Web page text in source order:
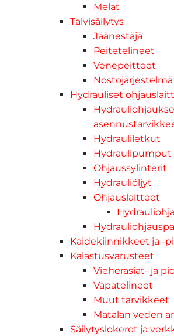
Melat
Talvisäilytys
Jäänestäjä
Peitetelineet
Venepeitteet
Nostojärjestelmä
Hydrauliset
Hydrauliletkut
Hydraulipumput
Ohjaussylinterit
Hydrauliöljyt
Ohjauslaitteet
Kaidekiinnikkeet ja -
Kalastusvarusteet
Vieherasiat- ja
Vapatelineet
Muut tarvikkeet
Matalan veden
Säilytyslokerot ja